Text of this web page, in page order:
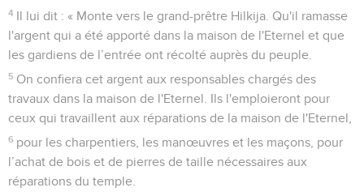
4 Il lui dit : « Monte vers le grand-prêtre Hilkija. Qu'il ramasse
l'argent qui a été apporté dans la maison de l'Eternel et que
les gardiens de l’entrée ont récolté auprès du peuple.
5 On confiera cet argent aux responsables chargés des
travaux dans la maison de l'Eternel. Ils l'emploieront pour
ceux qui travaillent aux réparations de la maison de l'Eternel,
6 pour les charpentiers, les manœuvres et les maçons, pour
l’achat de bois et de pierres de taille nécessaires aux
réparations du temple.